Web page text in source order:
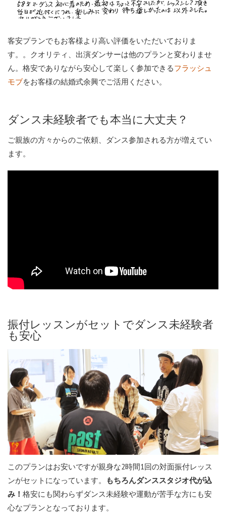
客安プランでもお客様より高い評価をいただいておりま
す。。クオリティ、出演ダンサーは他のプランと変わりませ
ん。格安でありながら安心して楽しく参加できるフラッシュ
モブをお客様の結婚式余興でご活用ください。
ダンス未経験者でも本当に大丈夫？
ご親族の方々からのご依頼、ダンス参加される方が増えてい
ます。
振付レッスンがセットでダンス未経験者
も安心
このプランはお安いですが親身な2時間1回の対面振付レッス
ンがセットになっています。
もちろんダンススタジオ代が込
み！ 格安にも関わらずダンス未経験や運動が苦手な方にも安
心なプランとなっております。